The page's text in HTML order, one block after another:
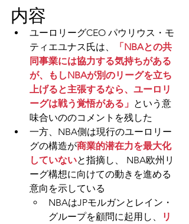
内容
ユーロリーグCEO パウリウス・モ
ティエユナス氏は、
「NBAとの共
同事業には協力する気持ちがある
が、もしNBAが別のリーグを立ち
上げると主張するなら、ユーロリ
ーグは戦う覚悟がある」 という意
味合いののコメントを残した
一方、NBA側は現行のユーロリー
グの構造が商業的潜在力を最大化
していないと指摘し、
NBA欧州リ
ーグ構想に向けての動きを進める
意向を示している
NBAはJPモルガンとレイン・
グループを顧問に起用し、
リ